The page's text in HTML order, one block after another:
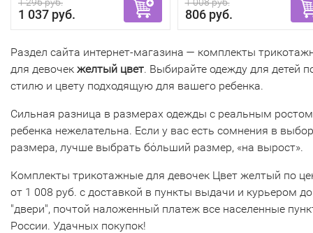
1 037 руб. 806 руб.
Раздел сайта интернет-магазина — комплекты
для девочек желтый цвет. Выбирайте одежду для детей
стилю и цвету подходящую для вашего ребенка.
Сильная разница в размерах одежды с реальным ростом
ребенка нежелательна. Если у вас есть сомнения в
размера, лучше выбрать бόльший размер, «на вырост».
Комплекты трикотажные для девочек Цвет желтый по
от 1 008 руб. с доставкой в пункты выдачи и курьером до
"двери", почтой наложенный платеж все населенные
России. Удачных покупок!